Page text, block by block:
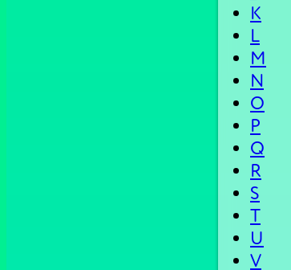
K
L
M
N
O
P
Q
R
S
T
U
V